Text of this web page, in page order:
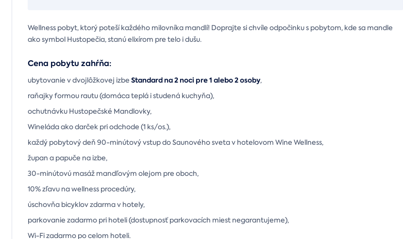
Wellness pobyt, ktorý poteší každého milovníka mandlí! Doprajte si chvíle odpočinku s pobytom, kde sa mandle
ako symbol Hustopečia, stanú elixírom pre telo i dušu.
Cena pobytu zahŕňa:
ubytovanie v dvojlôžkovej izbe Standard na 2 noci pre 1 alebo 2 osoby,
raňajky formou rautu (domáca teplá i studená kuchyňa),
ochutnávku Hustopečské Mandlovky,
Wineláda ako darček pri odchode (1 ks/os.),
každý pobytový deň 90-minútový vstup do Saunového sveta v hotelovom Wine Wellness,
župan a papuče na izbe,
30-minútovú masáž mandľovým olejom pre oboch,
10% zľavu na wellness procedúry,
úschovňa bicyklov zdarma v hotely,
parkovanie zadarmo pri hoteli (dostupnosť parkovacích miest negarantujeme),
Wi-Fi zadarmo po celom hoteli.